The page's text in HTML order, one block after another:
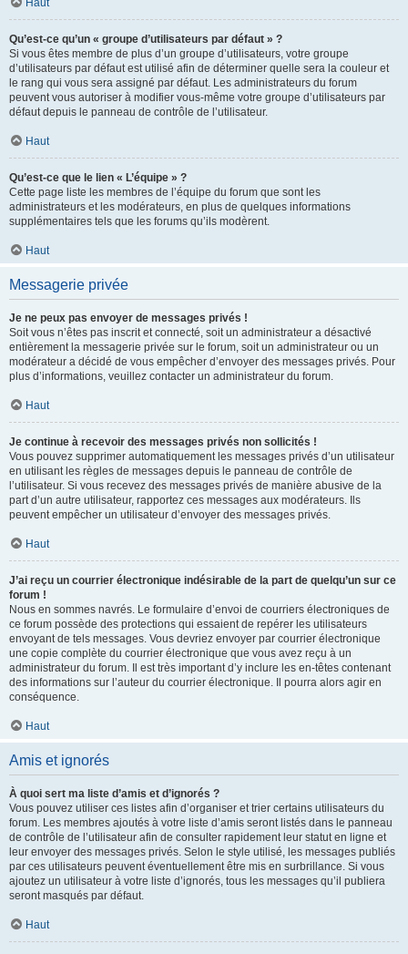
Haut
Qu’est-ce qu’un « groupe d’utilisateurs par défaut » ?
Si vous êtes membre de plus d’un groupe d’utilisateurs, votre groupe
d’utilisateurs par défaut est utilisé afin de déterminer quelle sera la couleur et
le rang qui vous sera assigné par défaut. Les administrateurs du forum
peuvent vous autoriser à modifier vous-même votre groupe d’utilisateurs par
défaut depuis le panneau de contrôle de l’utilisateur.
Haut
Qu’est-ce que le lien « L’équipe » ?
Cette page liste les membres de l’équipe du forum que sont les
administrateurs et les modérateurs, en plus de quelques informations
supplémentaires tels que les forums qu’ils modèrent.
Haut
Messagerie privée
Je ne peux pas envoyer de messages privés !
Soit vous n’êtes pas inscrit et connecté, soit un administrateur a désactivé
entièrement la messagerie privée sur le forum, soit un administrateur ou un
modérateur a décidé de vous empêcher d’envoyer des messages privés. Pour
plus d’informations, veuillez contacter un administrateur du forum.
Haut
Je continue à recevoir des messages privés non sollicités !
Vous pouvez supprimer automatiquement les messages privés d’un utilisateur
en utilisant les règles de messages depuis le panneau de contrôle de
l’utilisateur. Si vous recevez des messages privés de manière abusive de la
part d’un autre utilisateur, rapportez ces messages aux modérateurs. Ils
peuvent empêcher un utilisateur d’envoyer des messages privés.
Haut
J’ai reçu un courrier électronique indésirable de la part de quelqu’un sur ce
forum !
Nous en sommes navrés. Le formulaire d’envoi de courriers électroniques de
ce forum possède des protections qui essaient de repérer les utilisateurs
envoyant de tels messages. Vous devriez envoyer par courrier électronique
une copie complète du courrier électronique que vous avez reçu à un
administrateur du forum. Il est très important d’y inclure les en-têtes contenant
des informations sur l’auteur du courrier électronique. Il pourra alors agir en
conséquence.
Haut
Amis et ignorés
À quoi sert ma liste d’amis et d’ignorés ?
Vous pouvez utiliser ces listes afin d’organiser et trier certains utilisateurs du
forum. Les membres ajoutés à votre liste d’amis seront listés dans le panneau
de contrôle de l’utilisateur afin de consulter rapidement leur statut en ligne et
leur envoyer des messages privés. Selon le style utilisé, les messages publiés
par ces utilisateurs peuvent éventuellement être mis en surbrillance. Si vous
ajoutez un utilisateur à votre liste d’ignorés, tous les messages qu’il publiera
seront masqués par défaut.
Haut